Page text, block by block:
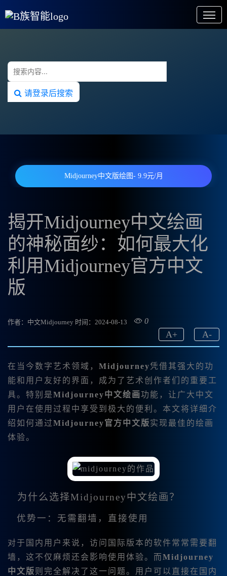
请登录后搜索
Midjourney中文版绘图- 9.9元/月
揭开Midjourney中文绘画
的神秘面纱：如何最大化
利用Midjourney官方中文
版
作者：中文Midjourney 时间：2024-08-13 0
A-
A+
在当今数字艺术领域， Midjourney凭借其强大的功
能和用户友好的界面，成为了艺术创作者们的重要工
具。特别是Midjourney中文绘画功能，让广大中文
用户在使用过程中享受到极大的便利。本文将详细介
绍如何通过Midjourney官方中文版实现最佳的绘画
体验。
为什么选择Midjourney中文绘画？
优势一：无需翻墙，直接使用
对于国内用户来说，访问国际版本的软件常常需要翻
墙，这不仅麻烦还会影响使用体验。而Midjourney
中文版则完全解决了这一问题。用户可以直接在国内